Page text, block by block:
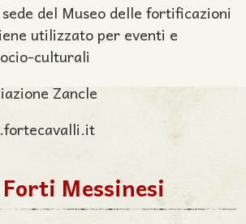
del Museo delle fortificazioni
utilizzato per eventi e
culturali
Zancle
Messinesi